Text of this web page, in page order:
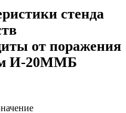
стенда
от поражения
И-20ММБ